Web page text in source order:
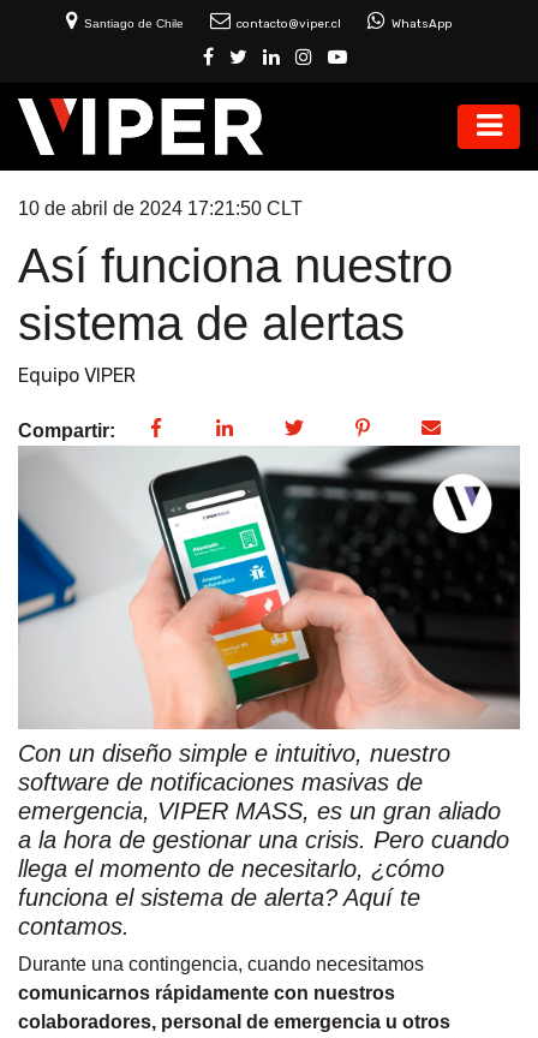
Santiago de Chile contacto@viper.cl WhatsApp
10 de abril de 2024 17:21:50 CLT
Así funciona nuestro
sistema de alertas
Equipo VIPER
Compartir:
Con un diseño simple e intuitivo, nuestro
software de notificaciones masivas de
emergencia, VIPER MASS, es un gran aliado
a la hora de gestionar una crisis. Pero cuando
llega el momento de necesitarlo, ¿cómo
funciona el sistema de alerta? Aquí te
contamos.
Durante una contingencia, cuando necesitamos
comunicarnos rápidamente con nuestros
colaboradores, personal de emergencia u otros